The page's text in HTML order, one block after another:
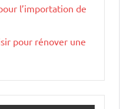
l’importation de
pour rénover une